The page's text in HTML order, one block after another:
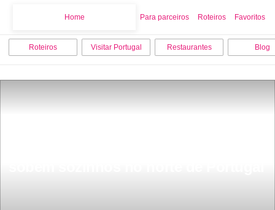
Home Para parceiros Roteiros Favoritos
Roteiros Visitar Portugal Restaurantes Blog